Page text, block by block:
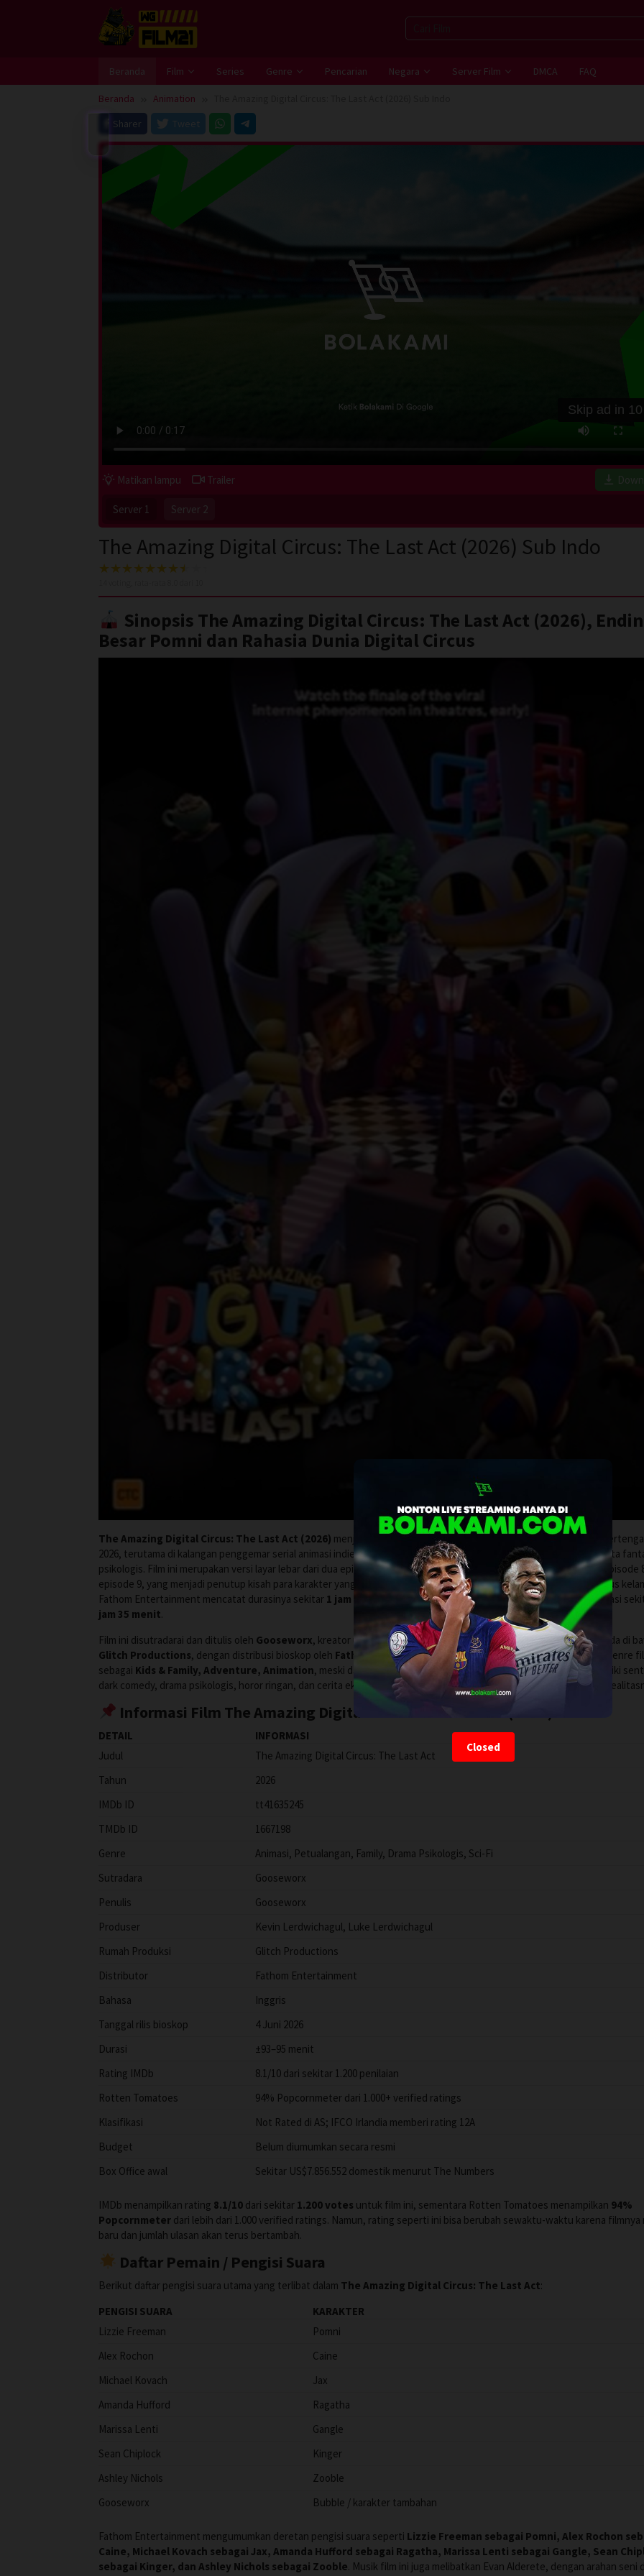
Beranda Film Series Genre Pencarian Negara Server Film DMCA FAQ
Beranda Animation
Closed
Sharer Tweet
Skip ad in 10
Matikan lampu Trailer
Server 1 Server 2
The Amazing Digital Circus: The Last Act (2026) Sub Indo
Sinopsis The Amazing Digital Circus: The Last Act (2026),
Besar Pomni dan Rahasia Dunia Digital Circus
The Amazing Digital Circus: The Last Act (2026) menjadi salah satu film animasi paling ramai dibicarakan pada
2026, terutama di kalangan penggemar serial animasi indie, penonton YouTube, pengguna Netflix, dan pencinta cerita
psikologis. Film ini merupakan versi layar lebar dari dua episode terakhir serialThe Amazing Digital Circus, yaitu episode
episode 9, yang menjadi penutup kisah para karakter yang terjebak di dunia digital penuh warna, aneh, lucu, sekaligus
Fathom Entertainment mencatat durasinya sekitar 1 jam 33 menit , sementara Rotten Tomatoes menampilkan durasi
jam 35 menit.
Film ini disutradarai dan ditulis oleh Gooseworx, kreator utama serial The Amazing Digital Circus. Produksinya berada di
Glitch Productions, dengan distribusi bioskop oleh Fathom Entertainment . Rotten Tomatoes mencantumkan genre
sebagai Kids & Family, Adventure, Animation, meski dari sisi tema, The Amazing Digital Circus juga dikenal memiliki
dark comedy, drama psikologis, horor ringan, dan cerita eksistensial tentang manusia yang kehilangan kendali atas
Informasi Film The Amazing Digital Circus: The Last Act (2026)
DETAIL
INFORMASI
Judul
The Amazing Digital Circus: The Last Act
Tahun
2026
IMDb ID
tt41635245
TMDb ID
1667198
Genre
Animasi, Petualangan, Family, Drama Psikologis, Sci-Fi
Sutradara
Gooseworx
Penulis
Gooseworx
Produser
Kevin Lerdwichagul, Luke Lerdwichagul
Rumah Produksi
Glitch Productions
Distributor
Fathom Entertainment
Bahasa
Inggris
Tanggal rilis bioskop
4 Juni 2026
Durasi
±93–95 menit
Rating IMDb
8.1/10 dari sekitar 1.200 penilaian
Rotten Tomatoes
94% Popcornmeter dari 1.000+ verified ratings
Klasifikasi
Not Rated di AS; IFCO Irlandia memberi rating 12A
Budget
Belum diumumkan secara resmi
Box Office awal
Sekitar US$7.856.552 domestik menurut The Numbers
IMDb menampilkan rating 8.1/10 dari sekitar 1.200 votes untuk film ini, sementara Rotten Tomatoes menampilkan 94%
Popcornmeter dari lebih dari 1.000 verified ratings. Namun, rating seperti ini bisa berubah sewaktu-waktu karena filmnya
baru dan jumlah ulasan akan terus bertambah.
Daftar Pemain / Pengisi Suara
Berikut daftar pengisi suara utama yang terlibat dalam The Amazing Digital Circus: The Last Act:
PENGISI SUARA
KARAKTER
Lizzie Freeman
Pomni
Alex Rochon
Caine
Michael Kovach
Jax
Amanda Hufford
Ragatha
Marissa Lenti
Gangle
Sean Chiplock
Kinger
Ashley Nichols
Zooble
Gooseworx
Bubble / karakter tambahan
Fathom Entertainment mengumumkan deretan pengisi suara seperti Lizzie Freeman sebagai Pomni, Alex Rochon
Caine, Michael Kovach sebagai Jax, Amanda Hufford sebagai Ragatha, Marissa Lenti sebagai Gangle, Sean
sebagai Kinger, dan Ashley Nichols sebagai Zooble. Musik film ini juga melibatkan Evan Alderete, dengan arahan seni